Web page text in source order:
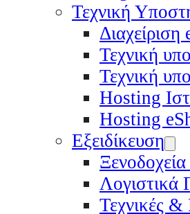
Τεχνική
Διαχείριση
Τεχνική
Τεχνική
Hosting
Hosting
Εξειδίκευση
Λογιστικά
Τεχνικές &